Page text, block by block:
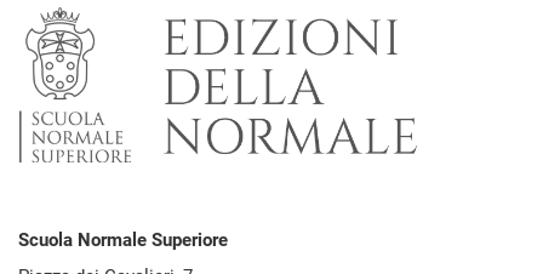
Scuola Normale Superiore